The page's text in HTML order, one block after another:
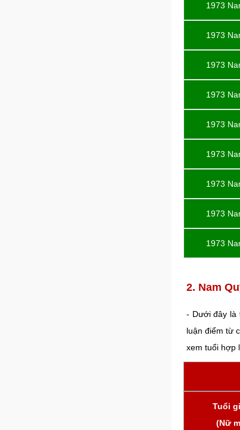
1973
1973
1973
1973
1973
1973
1973
1973
1973
2. Nam
- Dưới đây là
luận điểm từ
xem tuổi hợp
Tuổi
(Nữ